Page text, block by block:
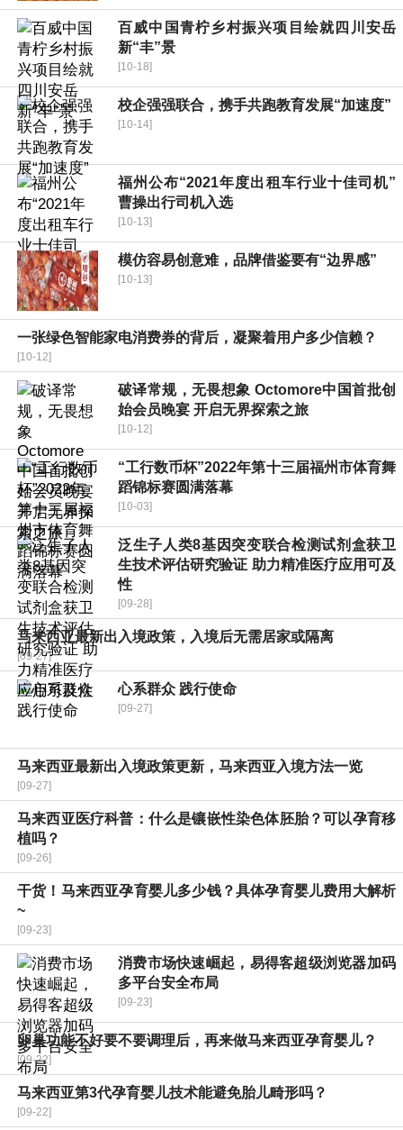
百威中国青柠乡村振兴项目绘就四川安岳
新“丰”景
[10-18]
校企强强联合，携手共跑教育发展“加速度”
[10-14]
福州公布“2021年度出租车行业十佳司机”
曹操出行司机入选
[10-13]
模仿容易创意难，品牌借鉴要有“边界感”
[10-13]
一张绿色智能家电消费券的背后，凝聚着用户多少信赖？
[10-12]
破译常规，无畏想象 Octomore中国首批创
始会员晚宴 开启无界探索之旅
[10-12]
“工行数币杯”2022年第十三届福州市体育舞
蹈锦标赛圆满落幕
[10-03]
泛生子人类8基因突变联合检测试剂盒获卫
生技术评估研究验证 助力精准医疗应用可及
性
[09-28]
马来西亚最新出入境政策，入境后无需居家或隔离
[09-27]
心系群众 践行使命
[09-27]
马来西亚最新出入境政策更新，马来西亚入境方法一览
[09-27]
马来西亚医疗科普：什么是镶嵌性染色体胚胎？可以孕育移
植吗？
[09-26]
干货！马来西亚孕育婴儿多少钱？具体孕育婴儿费用大解析
~
[09-23]
消费市场快速崛起，易得客超级浏览器加码
多平台安全布局
[09-23]
卵巢功能不好要不要调理后，再来做马来西亚孕育婴儿？
[09-22]
马来西亚第3代孕育婴儿技术能避免胎儿畸形吗？
[09-22]